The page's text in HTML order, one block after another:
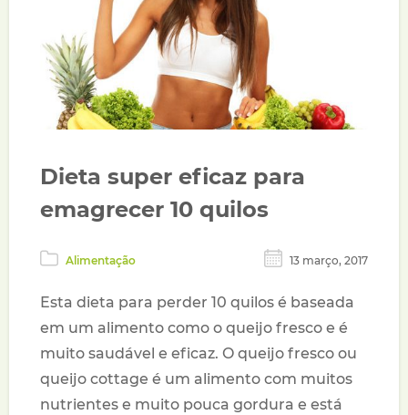
Dieta super eficaz para
emagrecer 10 quilos
Alimentação 13 março, 2017
Esta dieta para perder 10 quilos é baseada
em um alimento como o queijo fresco e é
muito saudável e eficaz. O queijo fresco ou
queijo cottage é um alimento com muitos
nutrientes e muito pouca gordura e está